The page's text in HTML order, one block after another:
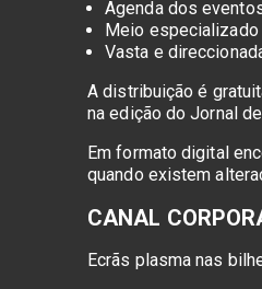
Agenda dos
Meio especializado
Vasta e
A distribuição é
na edição do Jornal
Em formato digital
quando existem
CANAL
Ecrãs plasma nas